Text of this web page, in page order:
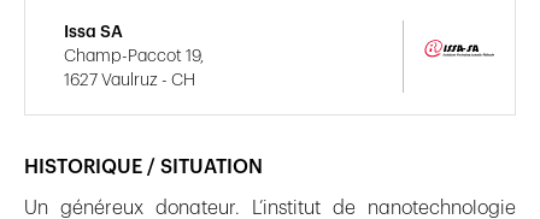
HISTORIQUE / SITUATION
Un généreux donateur. L’institut de nanotechnologie
Issa SA
Champ-Paccot 19,
1627 Vaulruz - CH